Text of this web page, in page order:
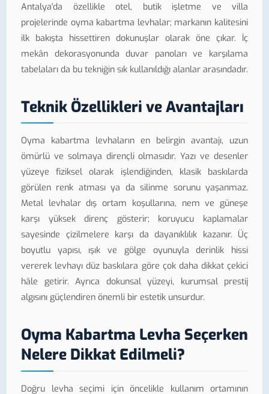
Antalya'da özellikle otel, butik işletme ve villa
projelerinde oyma kabartma levhalar; markanın kalitesini
ilk bakışta hissettiren dokunuşlar olarak öne çıkar. İç
mekân dekorasyonunda duvar panoları ve karşılama
tabelaları da bu tekniğin sık kullanıldığı alanlar arasındadır.
Teknik Özellikleri ve Avantajları
Oyma kabartma levhaların en belirgin avantajı, uzun
ömürlü ve solmaya dirençli olmasıdır. Yazı ve desenler
yüzeye fiziksel olarak işlendiğinden, klasik baskılarda
görülen renk atması ya da silinme sorunu yaşanmaz.
Metal levhalar dış ortam koşullarına, nem ve güneşe
karşı yüksek direnç gösterir; koruyucu kaplamalar
sayesinde çizilmelere karşı da dayanıklılık kazanır. Üç
boyutlu yapısı, ışık ve gölge oyunuyla derinlik hissi
vererek levhayı düz baskılara göre çok daha dikkat çekici
hâle getirir. Ayrıca dokunsal yüzeyi, kurumsal prestij
algısını güçlendiren önemli bir estetik unsurdur.
Oyma Kabartma Levha Seçerken
Nelere Dikkat Edilmeli?
Doğru levha seçimi için öncelikle kullanım ortamının